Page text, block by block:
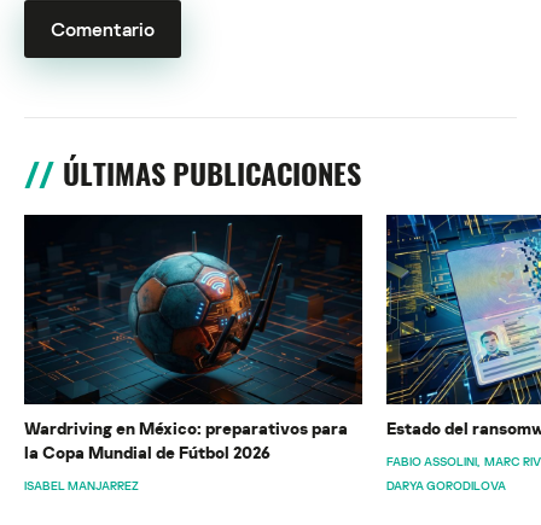
ÚLTIMAS PUBLICACIONES
Wardriving en México: preparativos para
la Copa Mundial de Fútbol 2026
ISABEL MANJARREZ
Estado del
FABIO ASSOLINI MARC
DARYA GORODILOVA